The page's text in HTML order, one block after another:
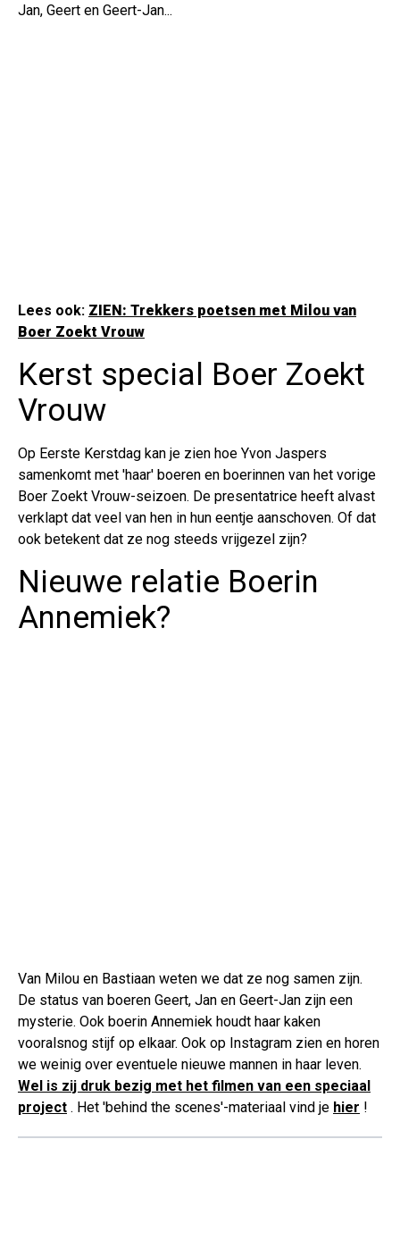
Jan, Geert en Geert-Jan...
Lees ook: ZIEN: Trekkers poetsen met Milou van
Boer Zoekt Vrouw
Kerst special Boer Zoekt
Vrouw
Op Eerste Kerstdag kan je zien hoe Yvon Jaspers
samenkomt met 'haar' boeren en boerinnen van het vorige
Boer Zoekt Vrouw-seizoen. De presentatrice heeft alvast
verklapt dat veel van hen in hun eentje aanschoven. Of dat
ook betekent dat ze nog steeds vrijgezel zijn?
Nieuwe relatie Boerin
Annemiek?
Van Milou en Bastiaan weten we dat ze nog samen zijn.
De status van boeren Geert, Jan en Geert-Jan zijn een
mysterie. Ook boerin Annemiek houdt haar kaken
vooralsnog stijf op elkaar. Ook op Instagram zien en horen
we weinig over eventuele nieuwe mannen in haar leven.
Wel is zij druk bezig met het filmen van een speciaal
project . Het 'behind the scenes'-materiaal vind je hier !